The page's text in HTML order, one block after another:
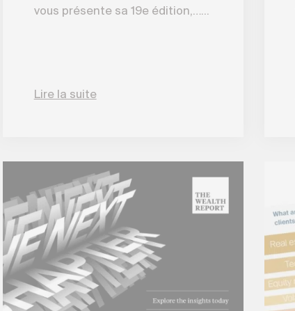
vous présente sa 19e édition,…...
Lire la suite